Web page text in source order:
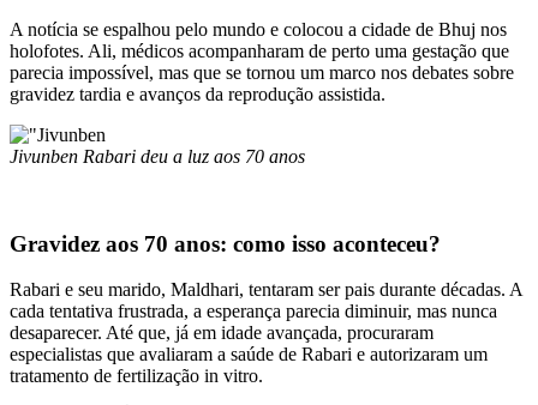
A notícia se espalhou pelo mundo e colocou a cidade de Bhuj nos
holofotes. Ali, médicos acompanharam de perto uma gestação que
parecia impossível, mas que se tornou um marco nos debates sobre
gravidez tardia e avanços da reprodução assistida.
Jivunben Rabari deu a luz aos 70 anos
Gravidez aos 70 anos: como isso aconteceu?
Rabari e seu marido, Maldhari, tentaram ser pais durante décadas. A
cada tentativa frustrada, a esperança parecia diminuir, mas nunca
desaparecer. Até que, já em idade avançada, procuraram
especialistas que avaliaram a saúde de Rabari e autorizaram um
tratamento de fertilização in vitro.